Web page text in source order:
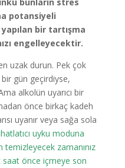
potansiyeli
bir tartışma
engelleyecektir.
uzak durun. Pek çok
gün geçirdiyse,
alkolün uyarıcı bir
önce birkaç kadeh
uyanır veya sağa sola
uyku moduna
zamanınız
önce içmeye son